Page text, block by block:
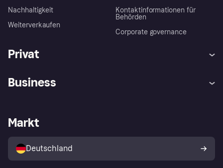
Nachhaltigkeit
Weiterverkaufen
Kontaktinformationen für
Behörden
Corporate governance
Privat
Klarna App
Shops entdecken
Käuferschutzrichtlinie
Dein Widerrufsrecht
Business
Händlerportal
Markt
Deutschland